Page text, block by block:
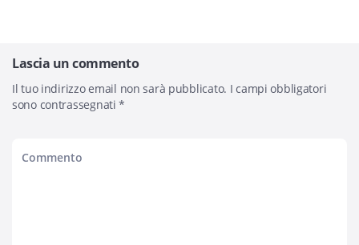
Lascia un commento
Il tuo indirizzo email non sarà pubblicato. I campi obbligatori
sono contrassegnati*